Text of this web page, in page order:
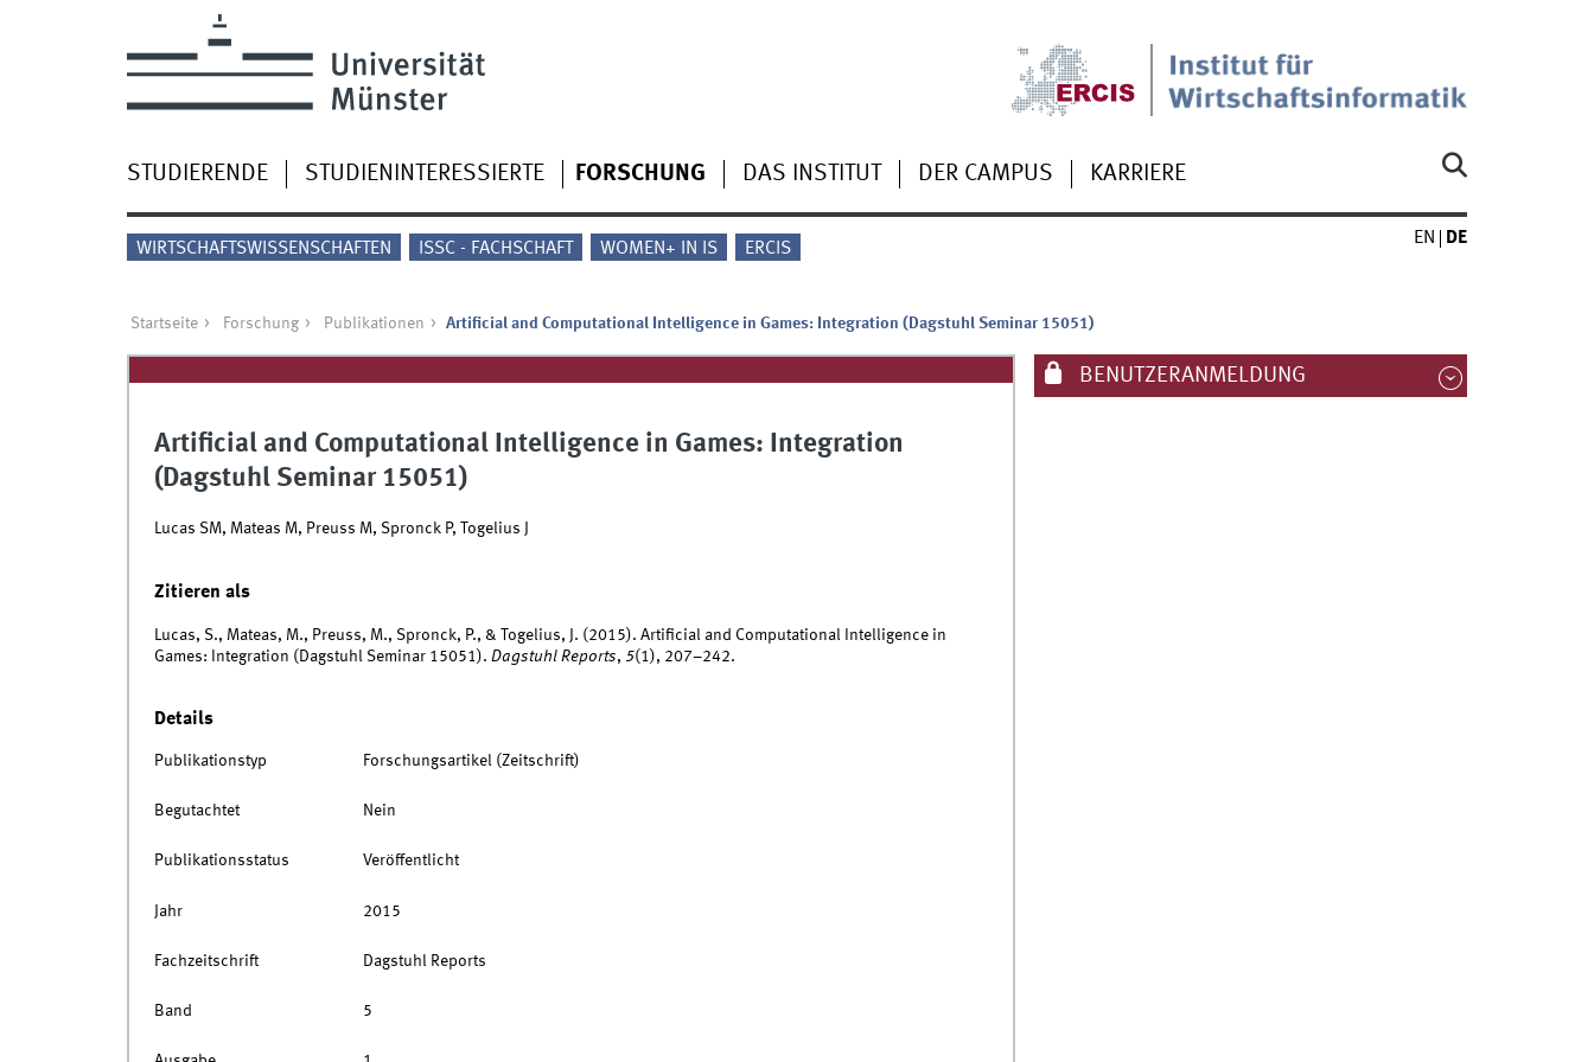
STUDIERENDE STUDIENINTERESSIERTE FORSCHUNG DAS INSTITUT DER CAMPUS KARRIERE
WIRTSCHAFTSWISSENSCHAFTEN ISSC - FACHSCHAFT WOMEN+ IN IS ERCIS
EN DE
Startseite Forschung Publikationen Artificial and Computational Intelligence in Games: Integration (Dagstuhl Seminar 15051)
Artificial and Computational Intelligence in Games: Integration
(Dagstuhl Seminar 15051)
Lucas SM, Mateas M, Preuss M, Spronck P, Togelius J
Zitieren als
Lucas, S., Mateas, M., Preuss, M., Spronck, P., & Togelius, J. (2015). Artificial and Computational Intelligence in
Games: Integration (Dagstuhl Seminar 15051). Dagstuhl Reports, 5(1), 207–242.
Details
Publikationstyp Forschungsartikel (Zeitschrift)
Begutachtet Nein
Publikationsstatus Veröffentlicht
Jahr 2015
Fachzeitschrift Dagstuhl Reports
Band 5
BENUTZERANMELDUNG